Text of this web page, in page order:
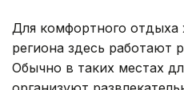
Для комфортного отдыха
региона здесь работают
Обычно в таких местах